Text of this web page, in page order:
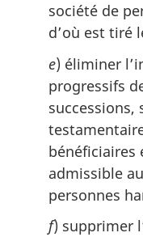
société de
d’où est tiré
e) éliminer
progressifs
successions,
bénéficiaires
admissible
personnes
f) supprimer